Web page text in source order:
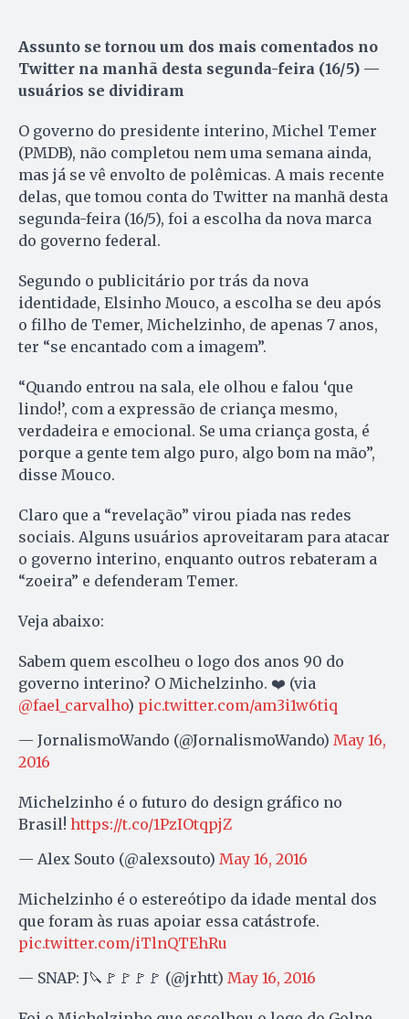
Assunto se tornou um dos mais comentados no
Twitter na manhã desta segunda-feira (16/5) —
usuários se dividiram
O governo do presidente interino, Michel Temer
(PMDB), não completou nem uma semana ainda,
mas já se vê envolto de polêmicas. A mais recente
delas, que tomou conta do Twitter na manhã desta
segunda-feira (16/5), foi a escolha da nova marca
do governo federal.
Segundo o publicitário por trás da nova
identidade, Elsinho Mouco, a escolha se deu após
o filho de Temer, Michelzinho, de apenas 7 anos,
ter “se encantado com a imagem”.
“Quando entrou na sala, ele olhou e falou ‘que
lindo!’, com a expressão de criança mesmo,
verdadeira e emocional. Se uma criança gosta, é
porque a gente tem algo puro, algo bom na mão”,
disse Mouco.
Claro que a “revelação” virou piada nas redes
sociais. Alguns usuários aproveitaram para atacar
o governo interino, enquanto outros rebateram a
“zoeira” e defenderam Temer.
Veja abaixo:
Sabem quem escolheu o logo dos anos 90 do
governo interino? O Michelzinho. ❤️ (via
@fael_carvalho) pic.twitter.com/am3i1w6tiq
— JornalismoWando (@JornalismoWando) May 16,
2016
Michelzinho é o futuro do design gráfico no
Brasil! https://t.co/1PzIOtqpjZ
— Alex Souto (@alexsouto) May 16, 2016
Michelzinho é o estereótipo da idade mental dos
que foram às ruas apoiar essa catástrofe.
pic.twitter.com/iTlnQTEhRu
— SNAP: J🔪🚩🚩🚩🚩 (@jrhtt) May 16, 2016